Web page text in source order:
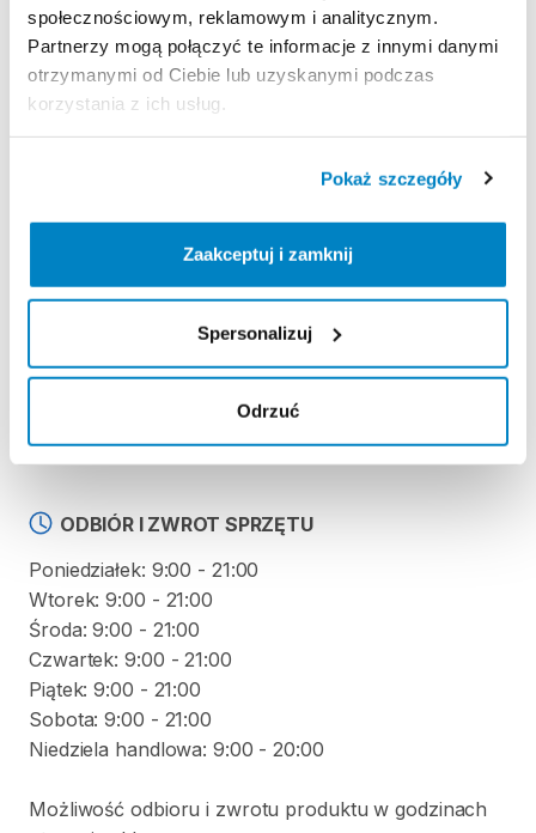
społecznościowym, reklamowym i analitycznym.
Partnerzy mogą połączyć te informacje z innymi danymi
otrzymanymi od Ciebie lub uzyskanymi podczas
korzystania z ich usług.
Pokaż szczegóły
Zaakceptuj i zamknij
Spersonalizuj
Odrzuć
Strona produktu w sklepie
REGULAMIN
Regulamin wypożyczalni
KAUCJA
Nie pobieramy kaucji za wypożyczenie tego
produktu
ODBIÓR I ZWROT SPRZĘTU
Poniedziałek: 9:00 - 21:00
Wtorek: 9:00 - 21:00
Środa: 9:00 - 21:00
Czwartek: 9:00 - 21:00
Piątek: 9:00 - 21:00
Sobota: 9:00 - 21:00
Niedziela handlowa: 9:00 - 20:00
Możliwość odbioru i zwrotu produktu w godzinach